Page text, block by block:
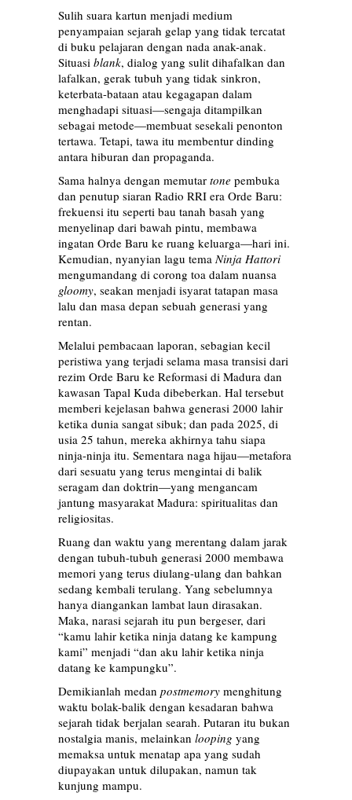
Sulih suara kartun menjadi medium
penyampaian sejarah gelap yang tidak tercatat
di buku pelajaran dengan nada anak-anak.
Situasi blank, dialog yang sulit dihafalkan dan
lafalkan, gerak tubuh yang tidak sinkron,
keterbata-bataan atau kegagapan dalam
menghadapi situasi—sengaja ditampilkan
sebagai metode—membuat sesekali penonton
tertawa. Tetapi, tawa itu membentur dinding
antara hiburan dan propaganda.
Sama halnya dengan memutar tone pembuka
dan penutup siaran Radio RRI era Orde Baru:
frekuensi itu seperti bau tanah basah yang
menyelinap dari bawah pintu, membawa
ingatan Orde Baru ke ruang keluarga—hari ini.
Kemudian, nyanyian lagu temaNinja Hattori
mengumandang di corong toa dalam nuansa
gloomy, seakan menjadi isyarat tatapan masa
lalu dan masa depan sebuah generasi yang
rentan.
Melalui pembacaan laporan, sebagian kecil
peristiwa yang terjadi selama masa transisi dari
rezim Orde Baru ke Reformasi di Madura dan
kawasan Tapal Kuda dibeberkan. Hal tersebut
memberi kejelasan bahwa generasi 2000 lahir
ketika dunia sangat sibuk; dan pada 2025, di
usia 25 tahun, mereka akhirnya tahu siapa
ninja-ninja itu. Sementara naga hijau—metafora
dari sesuatu yang terus mengintai di balik
seragam dan doktrin—yang mengancam
jantung masyarakat Madura: spiritualitas dan
religiositas.
Ruang dan waktu yang merentang dalam jarak
dengan tubuh-tubuh generasi 2000 membawa
memori yang terus diulang-ulang dan bahkan
sedang kembali terulang. Yang sebelumnya
hanya diangankan lambat laun dirasakan.
Maka, narasi sejarah itu pun bergeser, dari
“kamu lahir ketika ninja datang ke kampung
kami” menjadi “dan aku lahir ketika ninja
datang ke kampungku”.
Demikianlah medan postmemory menghitung
waktu bolak-balik dengan kesadaran bahwa
sejarah tidak berjalan searah. Putaran itu bukan
nostalgia manis, melainkan looping yang
memaksa untuk menatap apa yang sudah
diupayakan untuk dilupakan, namun tak
kunjung mampu.